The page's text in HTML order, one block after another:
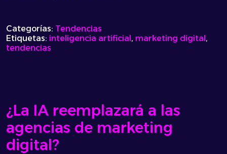
Categorías: Tendencias
Etiquetas: inteligencia artificial, marketing digital,
tendencias
¿La IA reemplazará a las
agencias de marketing
digital?